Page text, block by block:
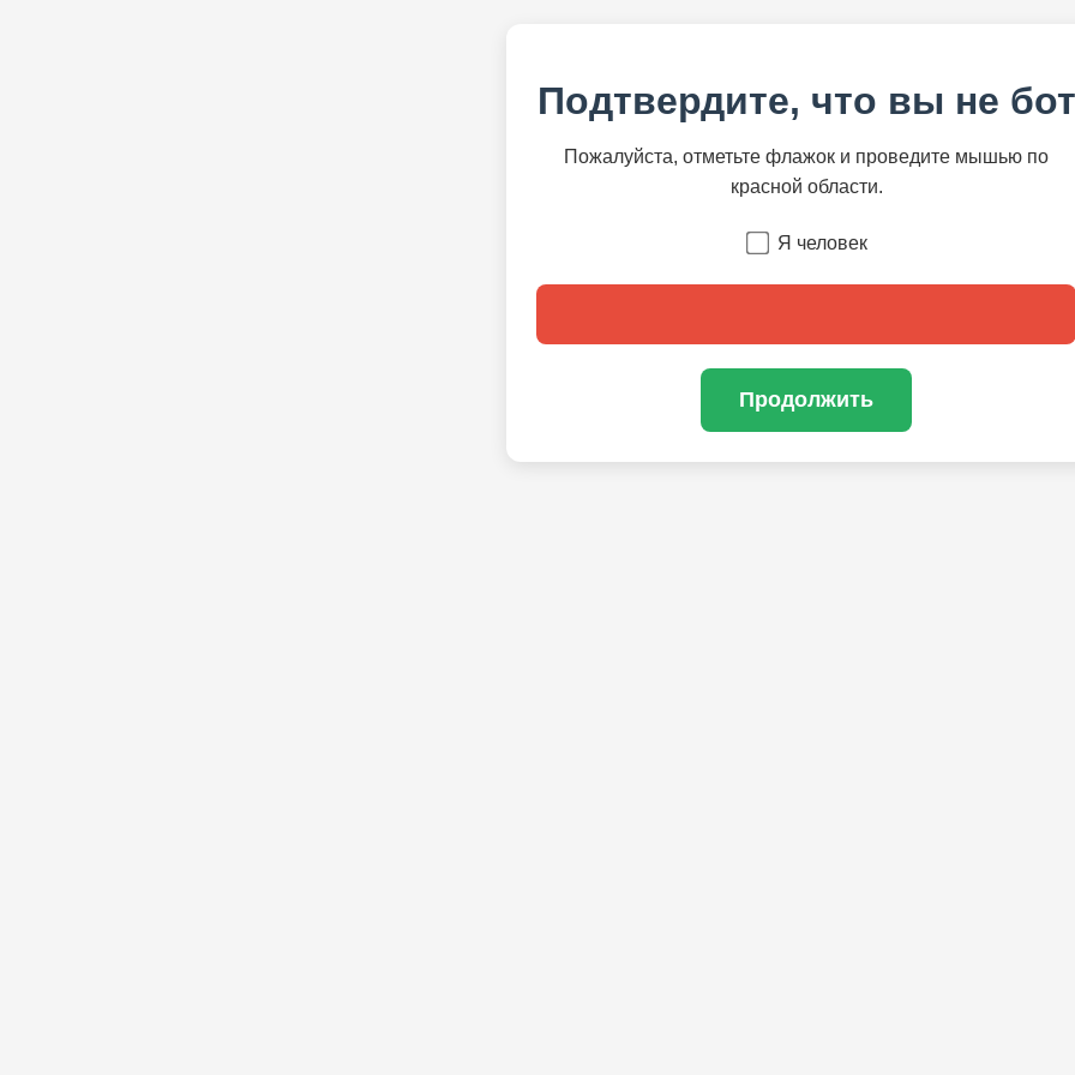
Подтвердите, что вы не бот
Пожалуйста, отметьте флажок и проведите мышью по
красной области.
Я человек
Продолжить